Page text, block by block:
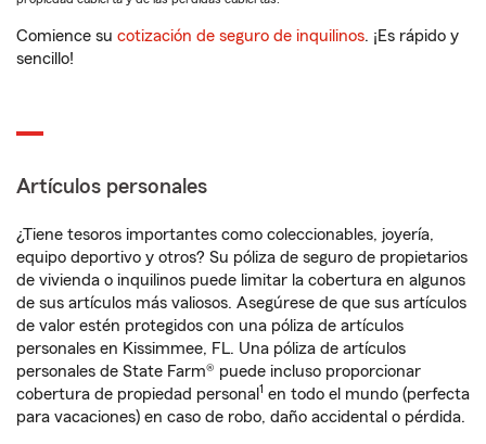
Comience su cotización de seguro de inquilinos. ¡Es rápido y
sencillo!
Artículos personales
¿Tiene tesoros importantes como coleccionables, joyería,
equipo deportivo y otros? Su póliza de seguro de propietarios
de vivienda o inquilinos puede limitar la cobertura en algunos
de sus artículos más valiosos. Asegúrese de que sus artículos
de valor estén protegidos con una póliza de artículos
personales en Kissimmee, FL. Una póliza de artículos
personales de State Farm® puede incluso proporcionar
cobertura de propiedad personal 1 en todo el mundo (perfecta
para vacaciones) en caso de robo, daño accidental o pérdida.